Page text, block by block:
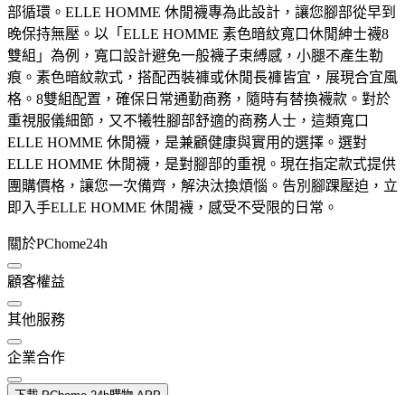
部循環。ELLE HOMME 休閒襪專為此設計，讓您腳部從早到
晚保持無壓。以「ELLE HOMME 素色暗紋寬口休閒紳士襪8
雙組」為例，寬口設計避免一般襪子束縛感，小腿不產生勒
痕。素色暗紋款式，搭配西裝褲或休閒長褲皆宜，展現合宜風
格。8雙組配置，確保日常通勤商務，隨時有替換襪款。對於
重視服儀細節，又不犧牲腳部舒適的商務人士，這類寬口
ELLE HOMME 休閒襪，是兼顧健康與實用的選擇。選對
ELLE HOMME 休閒襪，是對腳部的重視。現在指定款式提供
團購價格，讓您一次備齊，解決汰換煩惱。告別腳踝壓迫，立
即入手ELLE HOMME 休閒襪，感受不受限的日常。
關於PChome24h
顧客權益
其他服務
企業合作